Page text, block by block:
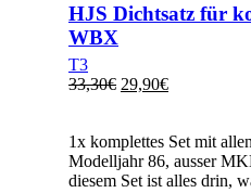
HJS Dichtsatz für
WBX
T3
33,30€ Ursprünglicher
33,30€
29,90€Aktueller
29,90€.
1x komplettes Set mit
Modelljahr 86, ausser
diesem Set ist alles drin,